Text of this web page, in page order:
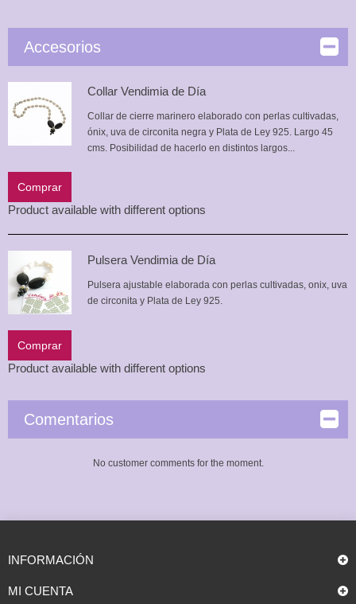
Accesorios
Collar Vendimia de Día
Collar de cierre marinero elaborado con perlas cultivadas,
ónix, uva de circonita negra y Plata de Ley 925. Largo 45
cms. Posibilidad de hacerlo en distintos largos...
Comprar
Product available with different options
Pulsera Vendimia de Día
Pulsera ajustable elaborada con perlas cultivadas, onix, uva
de circonita y Plata de Ley 925.
Comprar
Product available with different options
Comentarios
No customer comments for the moment.
INFORMACIÓN
MI CUENTA